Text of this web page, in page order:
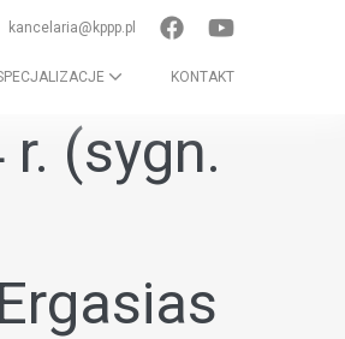
kancelaria@kppp.pl
KONTAKT
(sygn.